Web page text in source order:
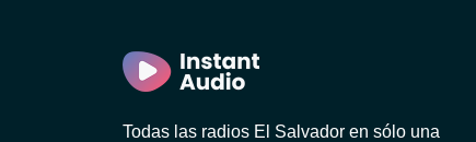
Todas las radios El Salvador en sólo una